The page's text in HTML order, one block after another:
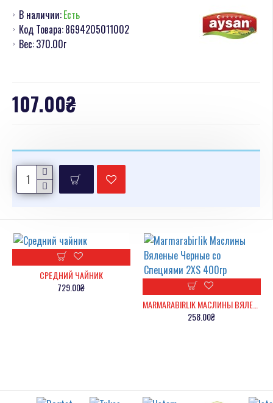
В наличии:Есть
Код Товара:8694205011002
Вес:370.00г
107.00₴
СРЕДНИЙ ЧАЙНИК
729.00₴
MARMARABIRLIK МАСЛИНЫ ВЯЛЕНЫЕ ЧЕРНЫЕ СО СПЕЦИЯМИ 2XS 400ГР
258.00₴